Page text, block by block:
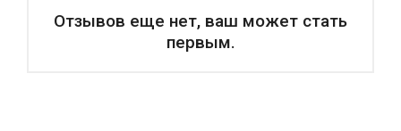
Отзывов еще нет, ваш может стать
первым.